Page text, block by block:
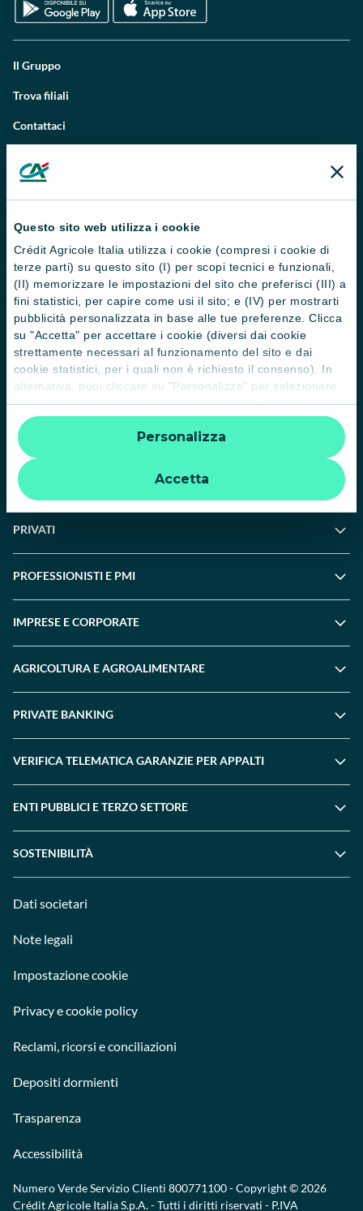
Questo sito web utilizza i cookie
Crédit Agricole Italia utilizza i cookie (compresi i cookie di
terze parti) su questo sito (I) per scopi tecnici e funzionali,
(II) memorizzare le impostazioni del sito che preferisci (III) a
fini statistici, per capire come usi il sito; e (IV) per mostrarti
pubblicità personalizzata in base alle tue preferenze. Clicca
su "Accetta" per accettare i cookie (diversi dai cookie
strettamente necessari al funzionamento del sito e dai
cookie statistici, per i quali non è richiesto il consenso). In
alternativa, puoi cliccare su "Personalizza" per selezionare
le categorie di cookie che desideri accettare. Cliccando sulla
“X” le impostazioni predefinite vengono lasciate invariate e
quindi la navigazione può continuare senza cookie o altri
strumenti di tracciamento diversi da quelli tecnici. Per
ulteriori informazioni:
informativa privacy
Accetta
Personalizza
Il Gruppo
Trova filiali
Contattaci
Successioni
News e Magazine
Guide
Normative
Disconoscimento operazioni
Informative
Informativa sulla sostenibilità nel settore dei servizi finanziari
Informativa sulla presa in considerazione dei PAI
Etica e conformità
Whistleblowing
PRIVATI
PROFESSIONISTI E PMI
IMPRESE E CORPORATE
AGRICOLTURA E AGROALIMENTARE
PRIVATE BANKING
VERIFICA TELEMATICA GARANZIE PER APPALTI
ENTI PUBBLICI E TERZO SETTORE
SOSTENIBILITÀ
Dati societari
Note legali
Impostazione cookie
Privacy e cookie policy
Reclami, ricorsi e conciliazioni
Depositi dormienti
Trasparenza
Accessibilità
Numero Verde Servizio Clienti 800771100- Copyright © 2026
Crédit Agricole Italia S.p.A. - Tutti i diritti riservati - P.IVA